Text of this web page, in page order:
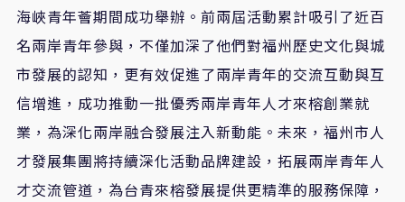
海峽青年薈期間成功舉辦。前兩屆活動累計吸引了近百
名兩岸青年參與，不僅加深了他們對福州歷史文化與城
市發展的認知，更有效促進了兩岸青年的交流互動與互
信增進，成功推動一批優秀兩岸青年人才來榕創業就
業，為深化兩岸融合發展注入新動能。未來，福州市人
才發展集團將持續深化活動品牌建設，拓展兩岸青年人
才交流管道，為台青來榕發展提供更精準的服務保障，